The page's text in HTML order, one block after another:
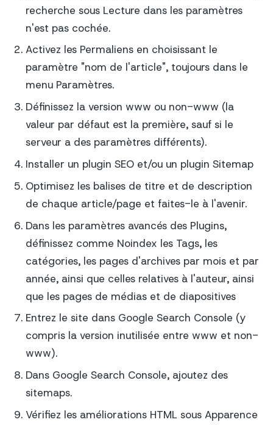
recherche sous Lecture dans les paramètres
n'est pas cochée.
Activez les Permaliens en choisissant le
paramètre "nom de l'article", toujours dans le
menu Paramètres.
Définissez la version www ou non-www (la
valeur par défaut est la première, sauf si le
serveur a des paramètres différents).
Installer un plugin SEO et/ou un plugin Sitemap
Optimisez les balises de titre et de description
de chaque article/page et faites-le à l'avenir.
Dans les paramètres avancés des Plugins,
définissez comme Noindex les Tags, les
catégories, les pages d'archives par mois et par
année, ainsi que celles relatives à l'auteur, ainsi
que les pages de médias et de diapositives
Entrez le site dans Google Search Console (y
compris la version inutilisée entre www et non-
www).
Dans Google Search Console, ajoutez des
sitemaps.
Vérifiez les améliorations HTML sous Apparence